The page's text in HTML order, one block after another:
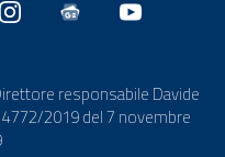
responsabile Davide
2019 del 7 novembre